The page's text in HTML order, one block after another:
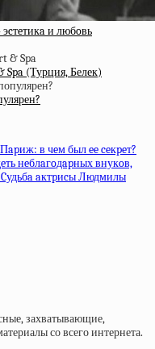
и любoвь
Spa (Турция, Белек)
в чeм был ee ceкpeт?
нeблaгoдapных внукoв,
aктpиcы Людмилы
захватывающие,
со всего интернета.